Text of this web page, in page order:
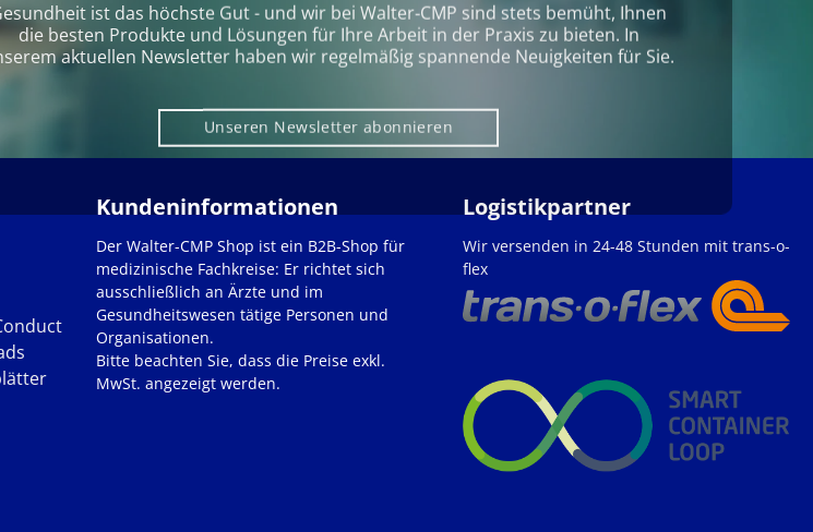
ist das höchste Gut - und wir bei Walter‑CMP sind stets bemüht, Ihnen
die besten Produkte und Lösungen für Ihre Arbeit in der Praxis zu bieten. In
aktuellen Newsletter haben wir regelmäßig spannende Neuigkeiten für Sie.
Unseren Newsletter abonnieren
Kundeninformationen
Der Walter-CMP Shop ist ein B2B-Shop für
medizinische Fachkreise: Er richtet sich
ausschließlich an Ärzte und im
Gesundheitswesen tätige Personen und
Organisationen.
Bitte beachten Sie, dass die Preise exkl.
MwSt. angezeigt werden.
Logistikpartner
Wir versenden in 24-48 Stunden mit trans-o-
flex